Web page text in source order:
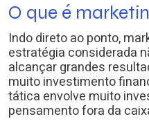
O que é
Indo direto ao ponto,
estratégia considerada
alcançar grandes
muito investimento
tática envolve muito
pensamento fora da